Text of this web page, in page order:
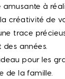
amusante à
créativité de
trace
années.
pour les
de la famille.